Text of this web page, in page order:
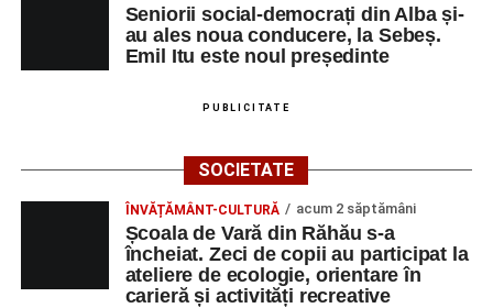
Seniorii social-democrați din Alba și-
au ales noua conducere, la Sebeș.
Emil Itu este noul președinte
PUBLICITATE
SOCIETATE
ÎNVĂȚĂMÂNT-CULTURĂ acum 2 săptămâni
Școala de Vară din Răhău s-a
încheiat. Zeci de copii au participat la
ateliere de ecologie, orientare în
carieră și activități recreative